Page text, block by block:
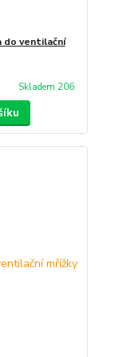
do ventilační
Skladem 206